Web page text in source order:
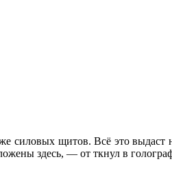
силовых щитов. Всё это выдаст
здесь, — от ткнул в